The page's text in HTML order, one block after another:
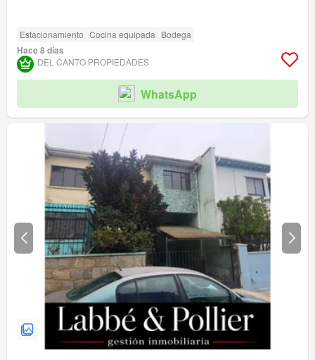
Estacionamiento Cocina equipada Bodega
Hace 8 días
DEL CANTO PROPIEDADES
WhatsApp